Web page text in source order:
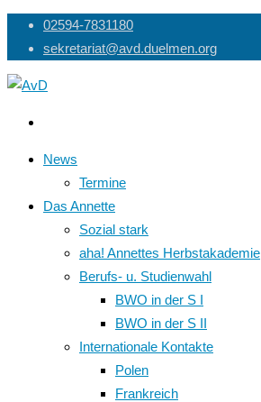
Skip
content
02594-7831180
sekretariat@avd.duelmen.org
News
Termine
Das Annette
Sozial stark
aha! Annettes Herbstakademie
Berufs- u. Studienwahl
BWO in der S I
BWO in der S II
Internationale Kontakte
Polen
Frankreich